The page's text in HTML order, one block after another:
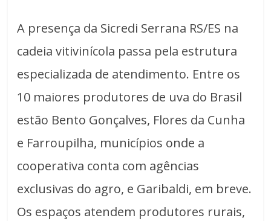
A presença da Sicredi Serrana RS/ES na
cadeia vitivinícola passa pela estrutura
especializada de atendimento. Entre os
10 maiores produtores de uva do Brasil
estão Bento Gonçalves, Flores da Cunha
e Farroupilha, municípios onde a
cooperativa conta com agências
exclusivas do agro, e Garibaldi, em breve.
Os espaços atendem produtores rurais,